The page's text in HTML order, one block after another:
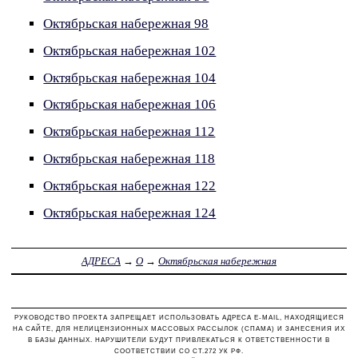
Октябрьская набережная 98
Октябрьская набережная 102
Октябрьская набережная 104
Октябрьская набережная 106
Октябрьская набережная 112
Октябрьская набережная 118
Октябрьская набережная 122
Октябрьская набережная 124
АДРЕСА → О → Октябрьская набережная
РУКОВОДСТВО ПРОЕКТА ЗАПРЕЩАЕТ ИСПОЛЬЗОВАТЬ АДРЕСА E-MAIL, НАХОДЯЩИЕСЯ
НА САЙТЕ, ДЛЯ НЕЛИЦЕНЗИОННЫХ МАССОВЫХ РАССЫЛОК (СПАМА) И ЗАНЕСЕНИЯ ИХ
В БАЗЫ ДАННЫХ. НАРУШИТЕЛИ БУДУТ ПРИВЛЕКАТЬСЯ К ОТВЕТСТВЕННОСТИ В
СООТВЕТСТВИИ СО СТ.272 УК РФ.